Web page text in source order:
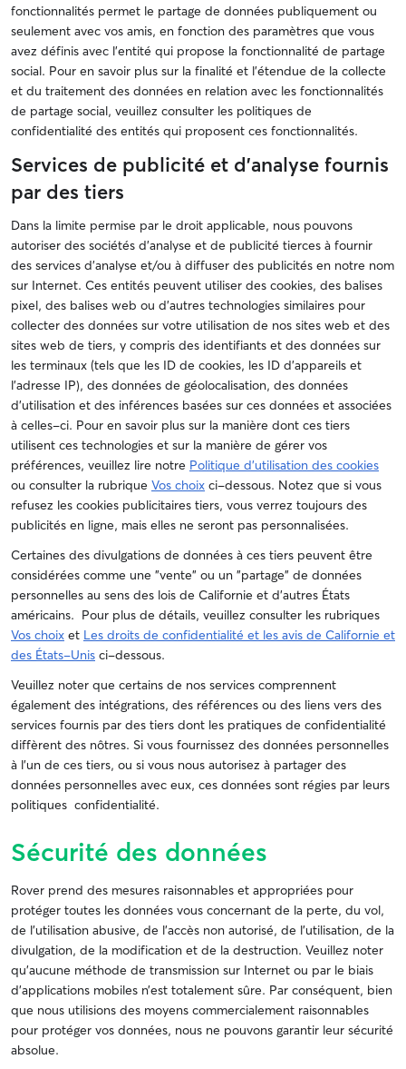
fonctionnalités permet le partage de données publiquement ou
seulement avec vos amis, en fonction des paramètres que vous
avez définis avec l’entité qui propose la fonctionnalité de partage
social. Pour en savoir plus sur la finalité et l’étendue de la collecte
et du traitement des données en relation avec les fonctionnalités
de partage social, veuillez consulter les politiques de
confidentialité des entités qui proposent ces fonctionnalités.
Services de publicité et d'analyse fournis
par des tiers
Dans la limite permise par le droit applicable, nous pouvons
autoriser des sociétés d'analyse et de publicité tierces à fournir
des services d'analyse et/ou à diffuser des publicités en notre nom
sur Internet. Ces entités peuvent utiliser des cookies, des balises
pixel, des balises web ou d'autres technologies similaires pour
collecter des données sur votre utilisation de nos sites web et des
sites web de tiers, y compris des identifiants et des données sur
les terminaux (tels que les ID de cookies, les ID d'appareils et
l'adresse IP), des données de géolocalisation, des données
d'utilisation et des inférences basées sur ces données et associées
à celles-ci. Pour en savoir plus sur la manière dont ces tiers
utilisent ces technologies et sur la manière de gérer vos
préférences, veuillez lire notre Politique d’utilisation des cookies
ou consulter la rubrique Vos choix ci-dessous. Notez que si vous
refusez les cookies publicitaires tiers, vous verrez toujours des
publicités en ligne, mais elles ne seront pas personnalisées.
Certaines des divulgations de données à ces tiers peuvent être
considérées comme une "vente" ou un "partage" de données
personnelles au sens des lois de Californie et d'autres États
américains. Pour plus de détails, veuillez consulter les rubriques
Vos choix et Les droits de confidentialité et les avis de Californie et
des États-Unis ci-dessous.
Veuillez noter que certains de nos services comprennent
également des intégrations, des références ou des liens vers des
services fournis par des tiers dont les pratiques de confidentialité
diffèrent des nôtres. Si vous fournissez des données personnelles
à l'un de ces tiers, ou si vous nous autorisez à partager des
données personnelles avec eux, ces données sont régies par leurs
politiques confidentialité.
Sécurité des données
Rover prend des mesures raisonnables et appropriées pour
protéger toutes les données vous concernant de la perte, du vol,
de l’utilisation abusive, de l’accès non autorisé, de l’utilisation, de la
divulgation, de la modification et de la destruction. Veuillez noter
qu’aucune méthode de transmission sur Internet ou par le biais
d’applications mobiles n’est totalement sûre. Par conséquent, bien
que nous utilisions des moyens commercialement raisonnables
pour protéger vos données, nous ne pouvons garantir leur sécurité
absolue.